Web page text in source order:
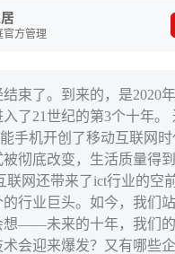
官方管理
结束了。到来的，是2020
了21世纪的第3个十年。
手机开创了移动互联网
被彻底改变，生活质量得
联网还带来了ict行业的空
行业巨头。如今，我们
想——未来的十年，我们
术会迎来爆发？又有哪些